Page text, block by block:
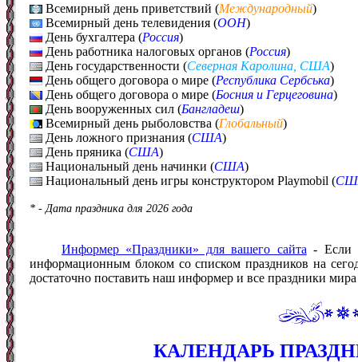
Всемирный день приветствий (Международный)
Всемирный день телевидения (ООН)
День бухгалтера (Россия)
День работника налоговых органов (Россия)
День государственности (Северная Каролина, США)
День общего договора о мире (Республика Сербська)
День общего договора о мире (Босния и Герцеговина)
День вооруженных сил (Бангладеш)
Всемирный день рыболовства (Глобальный)
День ложного признания (США)
День пряника (США)
Национальный день начинки (США)
Национальный день игры конструктором Playmobil (
* - Дата праздника для 2026 года
Информер «Праздники» для вашего сайта - Если
информационным блоком со списком праздников на
достаточно поставить наш информер и все праздники мира
КАЛЕНДАРЬ